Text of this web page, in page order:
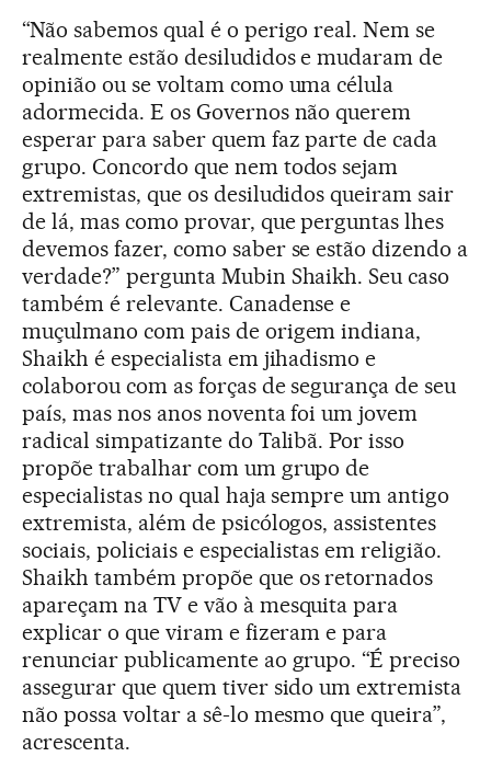
“Não sabemos qual é o perigo real. Nem se
realmente estão desiludidos e mudaram de
opinião ou se voltam como uma célula
adormecida. E os Governos não querem
esperar para saber quem faz parte de cada
grupo. Concordo que nem todos sejam
extremistas, que os desiludidos queiram sair
de lá, mas como provar, que perguntas lhes
devemos fazer, como saber se estão dizendo a
verdade?” pergunta Mubin Shaikh. Seu caso
também é relevante. Canadense e
muçulmano com pais de origem indiana,
Shaikh é especialista em jihadismo e
colaborou com as forças de segurança de seu
país, mas nos anos noventa foi um jovem
radical simpatizante do Talibã. Por isso
propõe trabalhar com um grupo de
especialistas no qual haja sempre um antigo
extremista, além de psicólogos, assistentes
sociais, policiais e especialistas em religião.
Shaikh também propõe que os retornados
apareçam na TV e vão à mesquita para
explicar o que viram e fizeram e para
renunciar publicamente ao grupo. “É preciso
assegurar que quem tiver sido um extremista
não possa voltar a sê-lo mesmo que queira”,
acrescenta.